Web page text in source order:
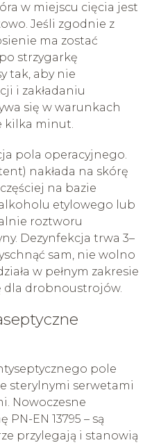
w miejscu cięcia jest
Jeśli zgodnie z
ma zostać
strzygarkę
tak, aby nie
i zakładaniu
się w warunkach
kilka minut.
pola operacyjnego.
nakłada na skórę
na bazie
etylowego lub
roztworu
Dezynfekcja trwa 3–
sam, nie wolno
w pełnym zakresie
dla drobnoustrojów.
pole
sterylnymi serwetami
Nowoczesne
EN 13795 – są
przylegają i stanowią